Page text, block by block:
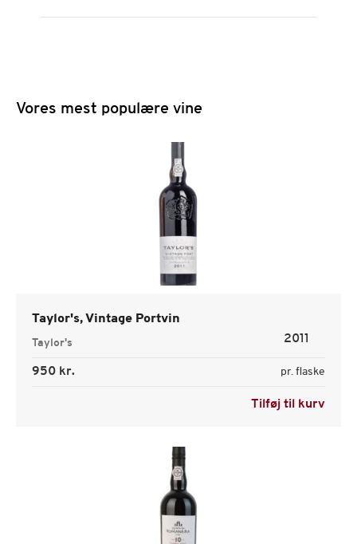
Vores mest populære vine
Taylor's, Vintage Portvin
Taylor's 2011
950 kr. pr. flaske
Tilføj til kurv